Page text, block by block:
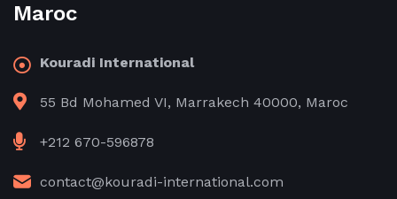
Maroc
Kouradi International
55 Bd Mohamed VI, Marrakech 40000, Maroc
+212 670-596878
contact@kouradi-international.com